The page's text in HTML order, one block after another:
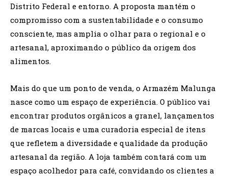
Distrito Federal e entorno. A proposta mantém o
compromisso com a sustentabilidade e o consumo
consciente, mas amplia o olhar para o regional e o
artesanal, aproximando o público da origem dos
alimentos.
Mais do que um ponto de venda, o Armazém Malunga
nasce como um espaço de experiência. O público vai
encontrar produtos orgânicos a granel, lançamentos
de marcas locais e uma curadoria especial de itens
que refletem a diversidade e qualidade da produção
artesanal da região. A loja também contará com um
espaço acolhedor para café, convidando os clientes a